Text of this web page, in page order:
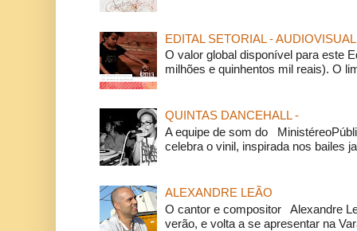
EDITAL SETORIAL - AUDIOVISUAL
O valor global disponível para este
milhões e quinhentos mil reais). O
QUINTAS DANCEHALL -
A equipe de som do
celebra o vinil, inspirada nos bailes
ALEXANDRE LEÃO
O cantor e compositor Alexandre
verão, e volta a se apresentar na